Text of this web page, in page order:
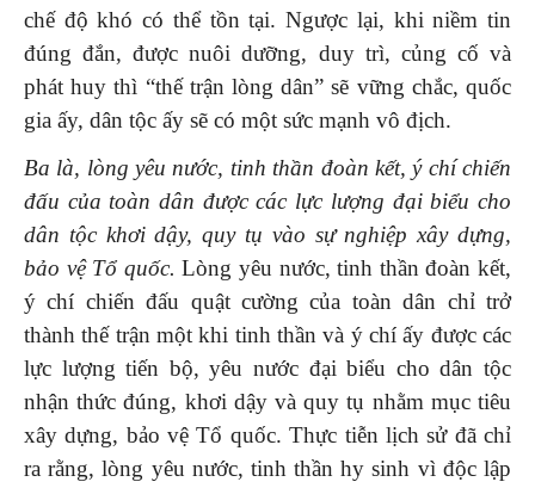
chế độ khó có thể tồn tại. Ngược lại, khi niềm tin
đúng đắn, được nuôi dưỡng, duy trì, củng cố và
phát huy thì “thế trận lòng dân” sẽ vững chắc, quốc
gia ấy, dân tộc ấy sẽ có một sức mạnh vô địch.
Ba là, lòng yêu nước, tinh thần đoàn kết, ý chí chiến
đấu của toàn dân được các lực lượng đại biểu cho
dân tộc khơi dậy, quy tụ vào sự nghiệp xây dựng,
bảo vệ Tổ quốc.Lòng yêu nước, tinh thần đoàn kết,
ý chí chiến đấu quật cường của toàn dân chỉ trở
thành thế trận một khi tinh thần và ý chí ấy được các
lực lượng tiến bộ, yêu nước đại biểu cho dân tộc
nhận thức đúng, khơi dậy và quy tụ nhằm mục tiêu
xây dựng, bảo vệ Tổ quốc. Thực tiễn lịch sử đã chỉ
ra rằng, lòng yêu nước, tinh thần hy sinh vì độc lập